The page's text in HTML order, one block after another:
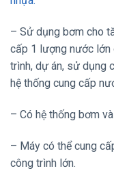
– Sử dụng bơm cho
cấp 1 lượng nước lớn
trình, dự án, sử dụng
hệ thống cung cấp
– Có hệ thống bơm
– Máy có thể cung
công trình lớn.